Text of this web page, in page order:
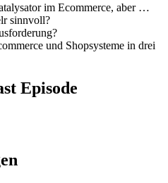
im Ecommerce, aber …
sinnvoll?
und Shopsysteme in drei
Episode